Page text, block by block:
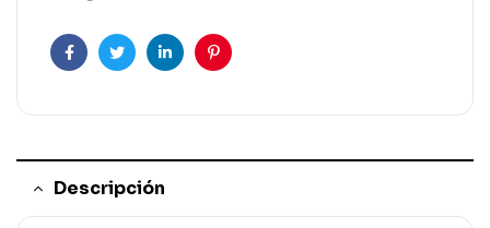
FacebookGorjeoLinkedInPinterest
Descripción